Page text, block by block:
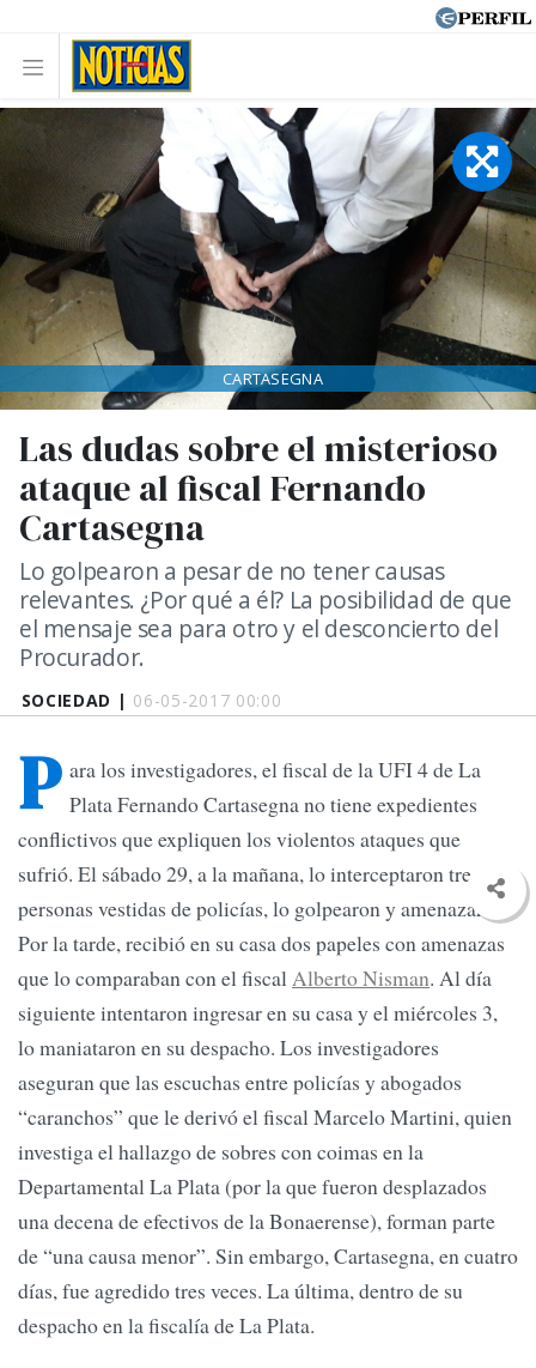
SOCIEDAD | 06-05-2017 00:00
Las dudas sobre el misterioso
ataque al fiscal Fernando
Cartasegna
Lo golpearon a pesar de no tener causas
relevantes. ¿Por qué a él? La posibilidad de que
el mensaje sea para otro y el desconcierto del
Procurador.
CARTASEGNA
P ara los investigadores, el fiscal de la UFI 4 de La
Plata Fernando Cartasegna no tiene expedientes
conflictivos que expliquen los violentos ataques que
sufrió. El sábado 29, a la mañana, lo interceptaron tres
personas vestidas de policías, lo golpearon y amenazaron.
Por la tarde, recibió en su casa dos papeles con amenazas
que lo comparaban con el fiscalAlberto Nisman. Al día
siguiente intentaron ingresar en su casa y el miércoles 3,
lo maniataron en su despacho. Los investigadores
aseguran que las escuchas entre policías y abogados
“caranchos” que le derivó el fiscal Marcelo Martini, quien
investiga el hallazgo de sobres con coimas en la
Departamental La Plata (por la que fueron desplazados
una decena de efectivos de la Bonaerense), forman parte
de “una causa menor”. Sin embargo, Cartasegna, en cuatro
días, fue agredido tres veces. La última, dentro de su
despacho en la fiscalía de La Plata.